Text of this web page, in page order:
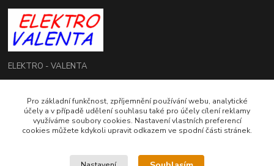
ELEKTRO - VALENTA
+420 774 207 980
Po - Pá: 8.00 - 16.00 hod.
Pro základní funkčnost, zpříjemnění používání webu, analytické
účely a v případě udělení souhlasu také pro účely cílení reklamy
využíváme soubory cookies. Nastavení vlastních preferencí
cookies můžete kdykoli upravit odkazem ve spodní části stránek.